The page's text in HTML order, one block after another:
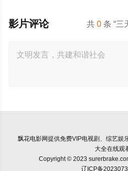
共0 条 “三
影片评论
飘花电影网提供免费VIP电视剧、综艺娱
大全在线观
Copyright © 2023
辽ICP备